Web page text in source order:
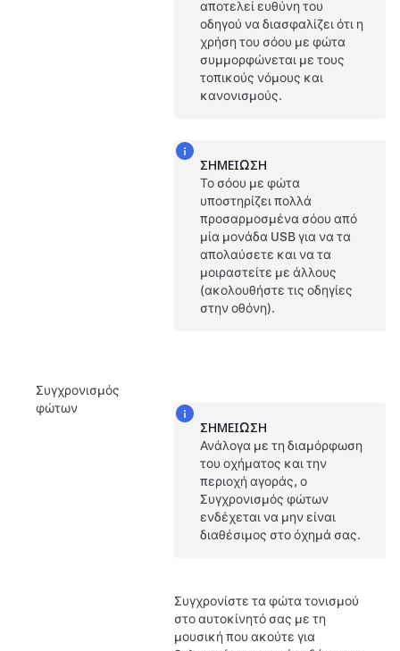
αποτελεί ευθύνη του
οδηγού να διασφαλίζει ότι η
χρήση του σόου με φώτα
συμμορφώνεται με τους
τοπικούς νόμους και
κανονισμούς.
ΣΗΜΕΊΩΣΗ
Το σόου με φώτα
υποστηρίζει πολλά
προσαρμοσμένα σόου από
μία μονάδα USB για να τα
απολαύσετε και να τα
μοιραστείτε με άλλους
(ακολουθήστε τις οδηγίες
στην οθόνη).
Συγχρονισμός
φώτων
ΣΗΜΕΊΩΣΗ
Ανάλογα με τη διαμόρφωση
του οχήματος και την
περιοχή αγοράς, ο
Συγχρονισμός φώτων
ενδέχεται να μην είναι
διαθέσιμος στο όχημά σας.
Συγχρονίστε τα φώτα τονισμού
στο αυτοκίνητό σας με τη
μουσική που ακούτε για